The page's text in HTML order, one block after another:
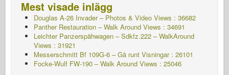
Mest visade inlägg
Douglas A-26 Invader – Photos & Video Views : 36682
Panther Restauration – Walk Around Views : 34691
Leichter Panzerspähwagen – Sdkfz.222 – WalkAround
Views : 31921
Messerschmitt Bf 109G-6 – Gå runt Visningar : 26101
Focke-Wulf FW-190 – Walk Around Views : 25046